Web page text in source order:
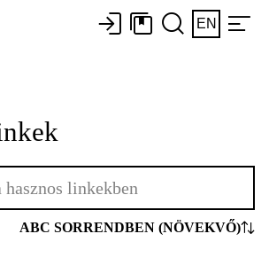
EN
ABC SORRENDBEN (NÖVEKVŐ)